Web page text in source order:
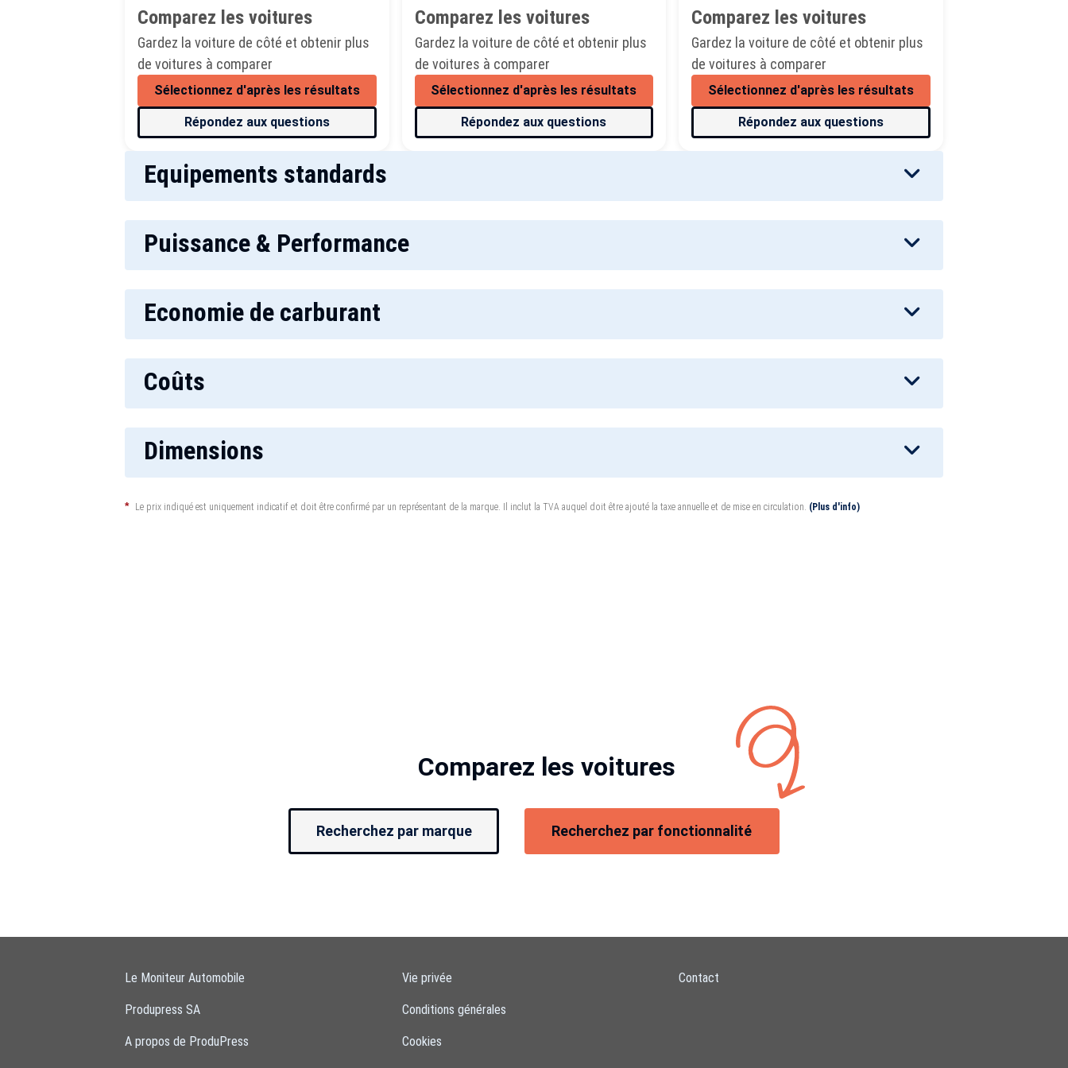
Comparez les voitures
Gardez la voiture de côté et obtenir plus
de voitures à comparer
Sélectionnez d'après les résultats
Répondez aux questions
Comparez les voitures
Gardez la voiture de côté et obtenir plus
de voitures à comparer
Sélectionnez d'après les résultats
Répondez aux questions
Comparez les voitures
Gardez la voiture de côté et obtenir plus
de voitures à comparer
Sélectionnez d'après les résultats
Répondez aux questions
Equipements standards
Puissance & Performance
Economie de carburant
Coûts
Dimensions
* Le prix indiqué est uniquement indicatif et doit être confirmé par un représentant de la marque. Il inclut la TVA auquel doit être ajouté la taxe annuelle et de mise en circulation. (Plus d'info)
Comparez les voitures
Recherchez par marque Recherchez par fonctionnalité
Le Moniteur Automobile
Produpress SA
A propos de ProduPress
Vie privée
Conditions générales
Cookies
Contact